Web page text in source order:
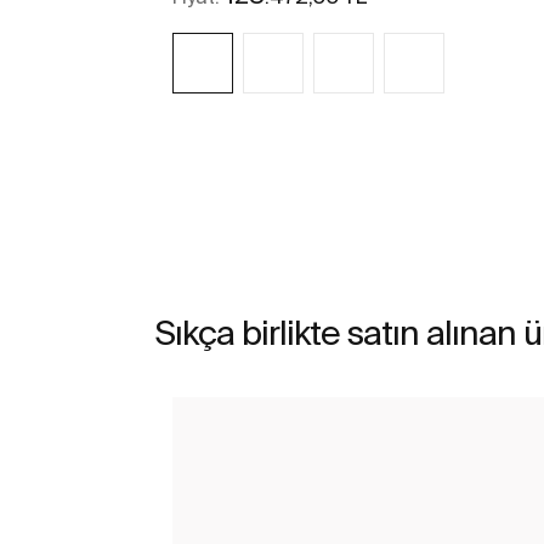
Sıkça birlikte satın alınan